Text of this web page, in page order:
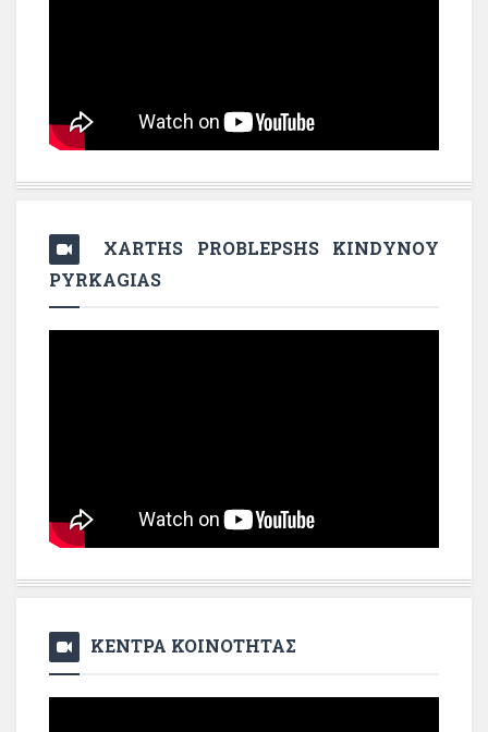
XARTHS PROBLEPSHS KINDYNOY
PYRKAGIAS
ΚΕΝΤΡΑ ΚΟΙΝΟΤΗΤΑΣ